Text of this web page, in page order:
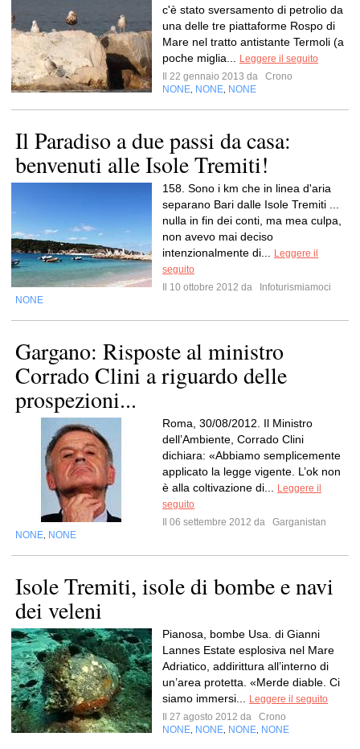
c'è stato sversamento di petrolio da
una delle tre piattaforme Rospo di
Mare nel tratto antistante Termoli (a
poche miglia...
Leggere il seguito
Il 22 gennaio 2013 da
Crono
NONE NONE NONE
Il Paradiso a due passi da casa:
benvenuti alle Isole Tremiti!
158. Sono i km che in linea d'aria
separano Bari dalle Isole Tremiti ...
nulla in fin dei conti, ma mea culpa,
non avevo mai deciso
intenzionalmente di...
Leggere il
seguito
Il 10 ottobre 2012 da
Infoturismiamoci
NONE
Gargano: Risposte al ministro
Corrado Clini a riguardo delle
prospezioni...
Roma, 30/08/2012. Il Ministro
dell’Ambiente, Corrado Clini
dichiara: «Abbiamo semplicemente
applicato la legge vigente. L’ok non
è alla coltivazione di...
Leggere il
seguito
Il 06 settembre 2012 da
Garganistan
NONE NONE
Isole Tremiti, isole di bombe e navi
dei veleni
Pianosa, bombe Usa. di Gianni
Lannes Estate esplosiva nel Mare
Adriatico, addirittura all’interno di
un’area protetta. «Merde diable. Ci
siamo immersi...
Leggere il seguito
Il 27 agosto 2012 da
Crono
NONE NONE NONE NONE